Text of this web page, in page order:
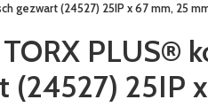
gezwart (24527) 25IP x 67 mm, 25
PLUS®
(24527) 25IP